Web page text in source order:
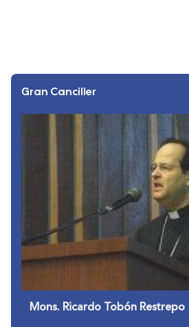
Gran Canciller
Mons. Ricardo Tobón Restrepo